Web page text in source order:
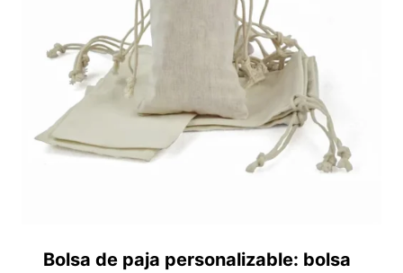
Bolsa de paja personalizable: bolsa